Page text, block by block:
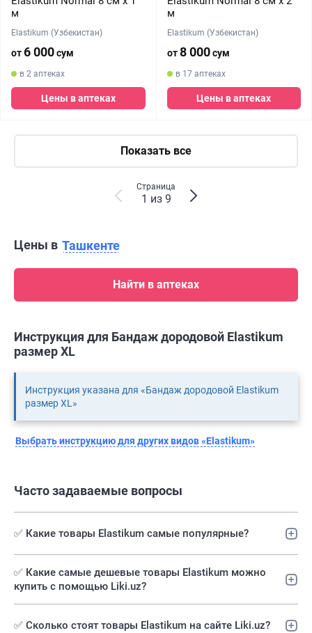
м
Elastikum (Узбекистан)
от6 000сум
в 2 аптеках
Цены в аптеках
м
Elastikum (Узбекистан)
от8 000сум
в 17 аптеках
Цены в аптеках
Показать все
Страница
1 из 9
Цены в Ташкенте
Найти в аптеках
Инструкция для Бандаж дородовой Elastikum
размер XL
Инструкция указана для «Бандаж дородовой Elastikum
размер XL»
Выбрать инструкцию для других видов «Elastikum»
Часто задаваемые вопросы
✅ Какие товары Elastikum самые популярные?
✅️ Какие самые дешевые товары Elastikum можно
купить с помощью Liki.uz?
✅ Сколько стоят товары Elastikum на сайте Liki.uz?